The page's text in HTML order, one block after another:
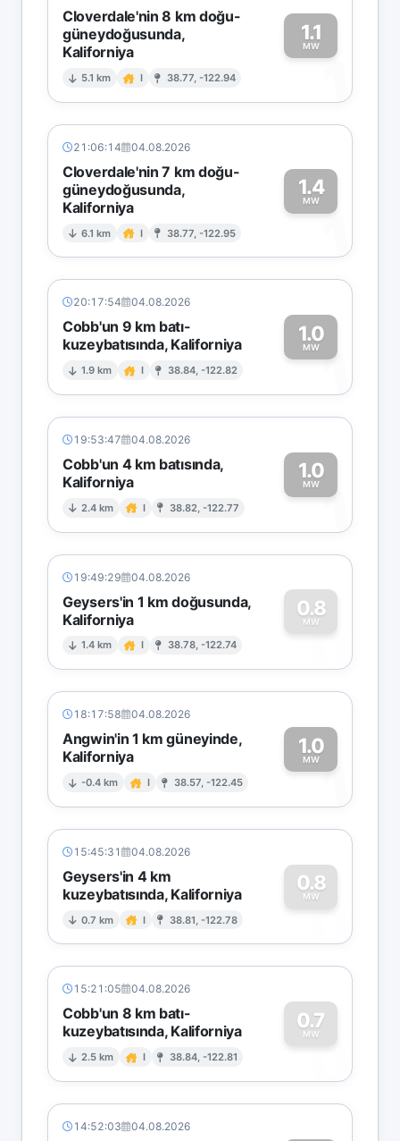
Cloverdale'nin 8 km doğu-
güneydoğusunda,
Kaliforniya
5.1 km I 38.77, -122.94
1.1
MW
1
21:06:14 04.08.2026
Cloverdale'nin 7 km doğu-
güneydoğusunda,
Kaliforniya
6.1 km I 38.77, -122.95
1.4
MW
1
20:17:54 04.08.2026
Cobb'un 9 km batı-
kuzeybatısında, Kaliforniya
1.9 km I 38.84, -122.82
1.0
MW1
19:53:47 04.08.2026
Cobb'un 4 km batısında,
Kaliforniya
2.4 km I 38.82, -122.77
1.0
MW1
19:49:29 04.08.2026
Geysers'in 1 km doğusunda,
Kaliforniya
1.4 km I 38.78, -122.74
0.8
MW
0
18:17:58 04.08.2026
Angwin'in 1 km güneyinde,
Kaliforniya
-0.4 km I 38.57, -122.45
1.0
MW1
15:45:31 04.08.2026
Geysers'in 4 km
kuzeybatısında, Kaliforniya
0.7 km I 38.81, -122.78
0.8
MW
0
15:21:05 04.08.2026
Cobb'un 8 km batı-
kuzeybatısında, Kaliforniya
2.5 km I 38.84, -122.81
0.7
MW
0
14:52:03 04.08.2026